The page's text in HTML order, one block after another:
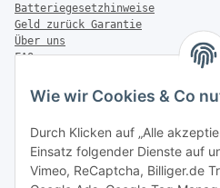
Wie wir Cookies & Co
Durch Klicken auf „Alle
Einsatz folgender Dienste auf
Vimeo, ReCaptcha, Billiger.de
Batteriegesetzhinweise
Geld zurück Garantie
Über uns
FAQ
Zahlung & Versand